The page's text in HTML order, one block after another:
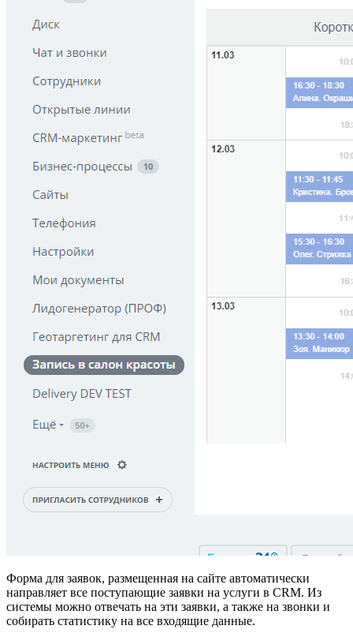
Форма для заявок, размещенная на сайте автоматически
направляет все поступающие заявки на услуги в CRM. Из
системы можно отвечать на эти заявки, а также на звонки и
собирать статистику на все входящие данные.